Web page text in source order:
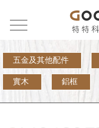
五金及其他配件
實木 鋁框